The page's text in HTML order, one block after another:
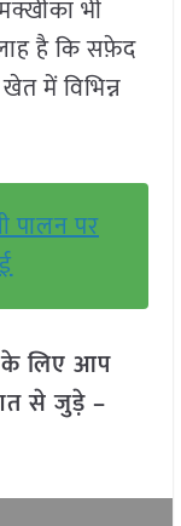
भी
है कि सफ़ेद
में विभिन्न
पालन पर
के लिए आप
से जुड़े –